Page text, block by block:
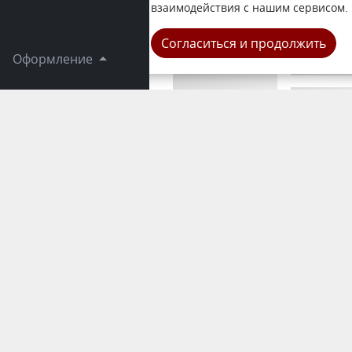
Оформление
Александр
Область
взаимодействия с нашим сервисом.
Согласиться и продолжить